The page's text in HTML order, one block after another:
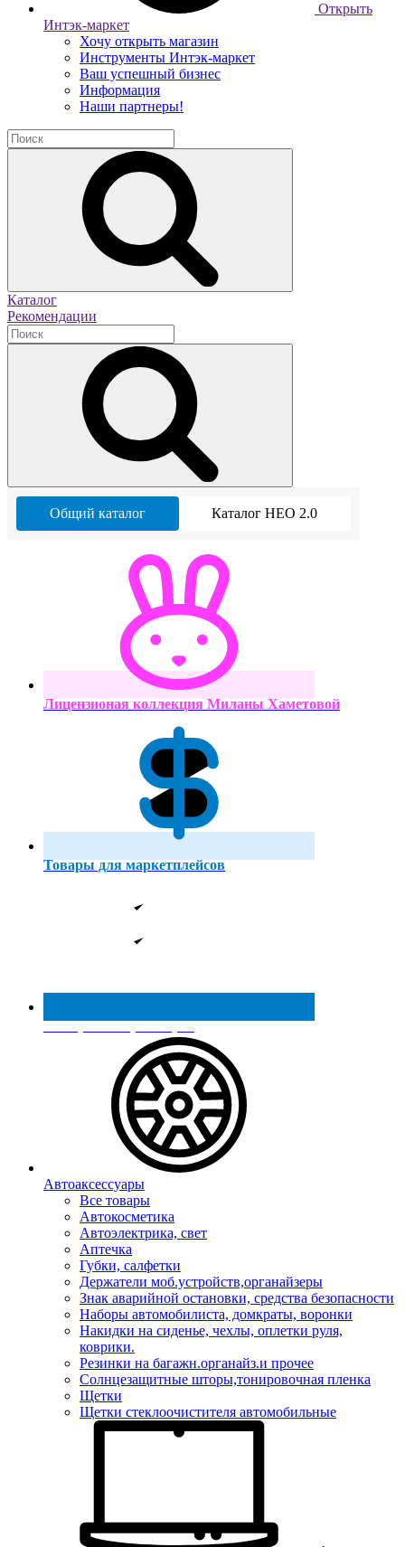
Открыть
Интэк-маркет
Хочу открыть магазин
Инструменты Интэк-маркет
Ваш успешный бизнес
Информация
Наши партнеры!
Каталог
Рекомендации
Общий каталог Каталог НЕО 2.0
Лицензионая коллекция Миланы Хаметовой
Товары для маркетплейсов
Реестр МинПромТорга
Автоаксессуары
Все товары
Автокосметика
Автоэлектрика, свет
Аптечка
Губки, салфетки
Держатели моб.устройств,органайзеры
Знак аварийной остановки, средства безопасности
Наборы автомобилиста, домкраты, воронки
Накидки на сиденье, чехлы, оплетки руля,
коврики.
Резинки на багажн.органайз.и прочее
Солнцезащитные шторы,тонировочная пленка
Щетки
Щетки стеклоочистителя автомобильные